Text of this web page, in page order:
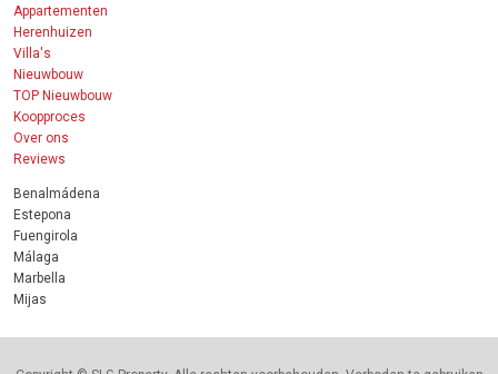
Appartementen
Herenhuizen
Villa's
Nieuwbouw
TOP Nieuwbouw
Koopproces
Over ons
Reviews
Benalmádena
Estepona
Fuengirola
Málaga
Marbella
Mijas